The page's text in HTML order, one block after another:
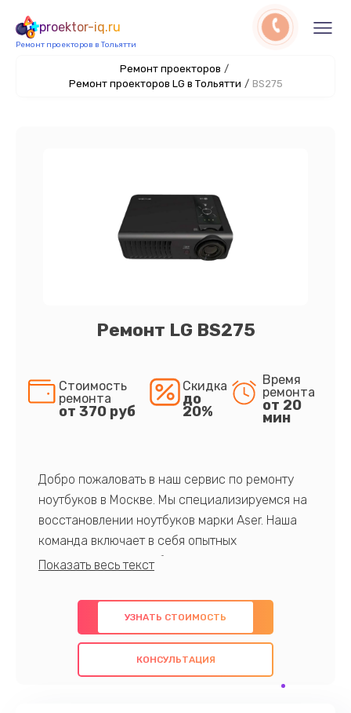
proektor-iq.ru
Ремонт проекторов в Тольятти
Ремонт проекторов /
Ремонт проекторов LG в Тольятти / BS275
Ремонт LG BS275
Стоимость
ремонта
от 370 руб
Скидка
до
20%
Время
ремонта
от 20
мин
Добро пожаловать в наш сервис по ремонту
ноутбуков в Москве. Мы специализируемся на
восстановлении ноутбуков марки Aser. Наша
команда включает в себя опытных
профессионалов с обширными знаниями и
предлагаем быстрый и качественный ремонт с
использованием оригинальных компонентов, а
также гарантируем качество всех
проведенных работ. Наша цель - предоставить
УЗНАТЬ СТОИМОСТЬ
КОНСУЛЬТАЦИЯ